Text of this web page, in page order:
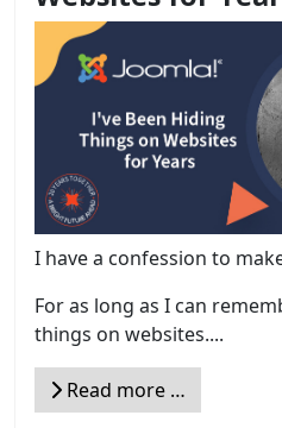
I have a confession to
For as long as I can
things on websites....
Read more …